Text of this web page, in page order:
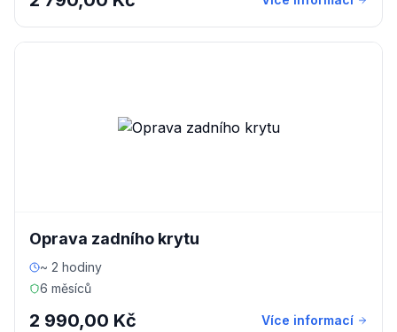
Oprava zadního krytu
~ 2 hodiny
6 měsíců
2 990,00 Kč Více informací